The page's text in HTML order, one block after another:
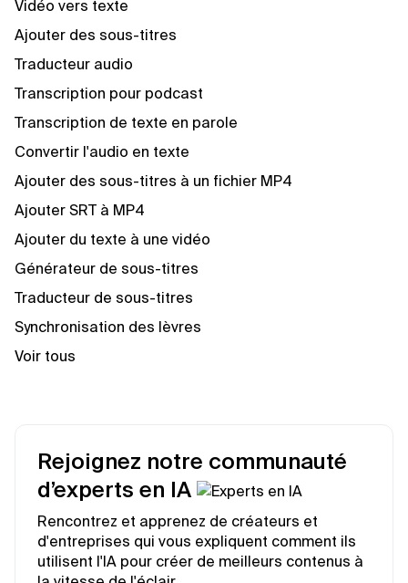
Vidéo vers texte
Ajouter des sous-titres
Traducteur audio
Transcription pour podcast
Transcription de texte en parole
Convertir l'audio en texte
Ajouter des sous-titres à un fichier MP4
Ajouter SRT à MP4
Ajouter du texte à une vidéo
Générateur de sous-titres
Traducteur de sous-titres
Synchronisation des lèvres
Voir tous
Rejoignez notre communauté
d’experts en IA
Rencontrez et apprenez de créateurs et
d'entreprises qui vous expliquent comment ils
utilisent l'IA pour créer de meilleurs contenus à